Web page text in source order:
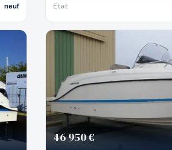
neuf
Etat
46 950 €